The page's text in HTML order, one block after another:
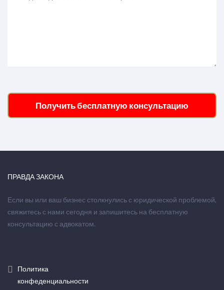
Получить бесплатную консультацию
ПРАВДА ЗАКОНА
Если вы или ваш бизнес столкнулись с юридической проблемой,
свяжитесь с нами сегодня и запишитесь на бесплатную
консультацию с адвокатом.
Политика
конфеденциальности